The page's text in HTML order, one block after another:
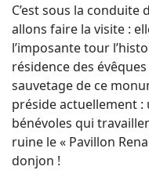
C’est sous la conduite
allons faire la visite :
l’imposante tour
résidence des
sauvetage de ce
préside actuellement :
bénévoles qui
ruine le « Pavillon
donjon !